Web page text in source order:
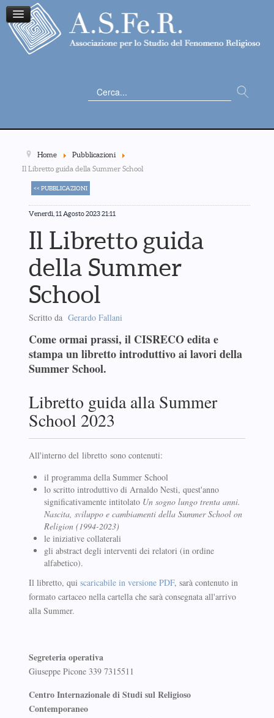
Cerca...
Home
Pubblicazioni
Il Libretto guida della Summer School
<< PUBBLICAZIONI
Venerdì, 11 Agosto 2023 21:11
Il Libretto guida
della Summer
School
Scritto da Gerardo Fallani
Come ormai prassi, il CISRECO edita e
stampa un libretto introduttivo ai lavori della
Summer School.
Libretto guida alla Summer
School 2023
All'interno del libretto sono contenuti:
il programma della Summer School
lo scritto introduttivo di Arnaldo Nesti, quest'anno
significativamente intitolato Un sogno lungo trenta anni.
Nascita, sviluppo e cambiamenti della Summer School on
Religion (1994-2023)
le iniziative collaterali
gli abstract degli interventi dei relatori (in ordine
alfabetico).
Il libretto, qui scaricabile in versione PDF, sarà contenuto in
formato cartaceo nella cartella che sarà consegnata all'arrivo
alla Summer.
Segreteria operativa
Giuseppe Picone 339 7315511
Centro Internazionale di Studi sul Religioso
Contemporaneo